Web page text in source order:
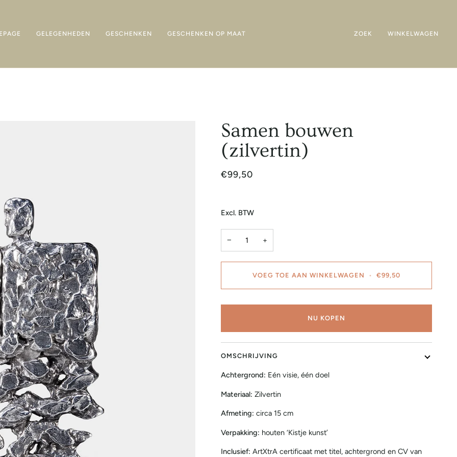
GELEGENHEDEN GESCHENKEN GESCHENKEN OP MAAT ZOEK WINKELWAGEN
Samen bouwen
(zilvertin)
€99,50
Excl. BTW
− +
VOEG TOE AAN WINKELWAGEN • €99,50
NU KOPEN
OMSCHRIJVING
Achtergrond: Eén visie, één doel
Materiaal: Zilvertin
Afmeting: circa 15 cm
Verpakking: houten ‘Kistje kunst’
Inclusief: ArtXtrA certificaat met titel, achtergrond en CV van